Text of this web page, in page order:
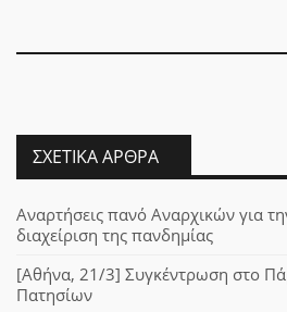
ΣΧΕΤΙΚΆ ΆΡΘΡΑ
Αναρτήσεις πανό Αναρχικών για
διαχείριση της πανδημίας
[Αθήνα, 21/3] Συγκέντρωση στο
Πατησίων